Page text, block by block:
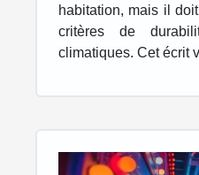
habitation, mais il
critères de
climatiques. Cet écrit